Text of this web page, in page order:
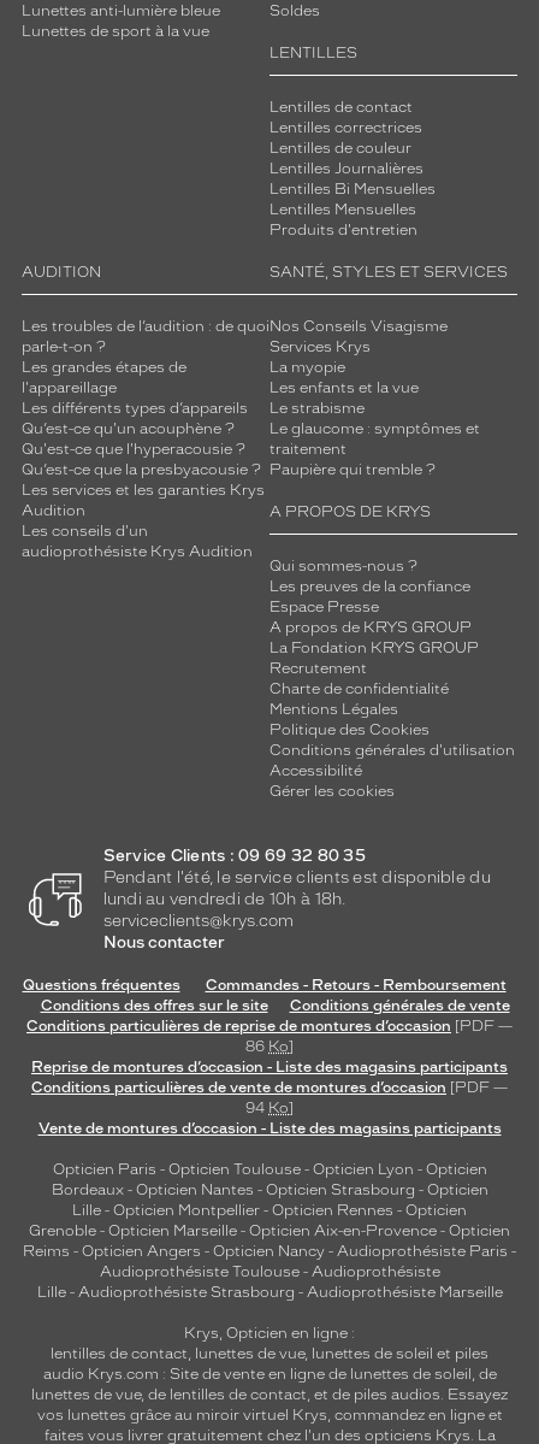
Lunettes anti-lumière bleue
Lunettes de sport à la vue
Soldes
LENTILLES
Lentilles de contact
Lentilles correctrices
Lentilles de couleur
Lentilles Journalières
Lentilles Bi Mensuelles
Lentilles Mensuelles
Produits d'entretien
AUDITION
Les troubles de l’audition : de quoi
parle-t-on ?
Les grandes étapes de
l'appareillage
Les différents types d’appareils
Qu’est-ce qu'un acouphène ?
Qu'est-ce que l'hyperacousie ?
Qu’est-ce que la presbyacousie ?
Les services et les garanties Krys
Audition
Les conseils d'un
audioprothésiste Krys Audition
SANTÉ, STYLES ET SERVICES
Nos Conseils Visagisme
Services Krys
La myopie
Les enfants et la vue
Le strabisme
Le glaucome : symptômes et
traitement
Paupière qui tremble ?
A PROPOS DE KRYS
Qui sommes-nous ?
Les preuves de la confiance
Espace Presse
A propos de KRYS GROUP
La Fondation KRYS GROUP
Recrutement
Charte de confidentialité
Mentions Légales
Politique des Cookies
Conditions générales d'utilisation
Accessibilité
Gérer les cookies
Service Clients : 09 69 32 80 35
Pendant l'été, le service clients est disponible du
lundi au vendredi de 10h à 18h.
serviceclients@krys.com
Nous contacter
Questions fréquentes
Commandes - Retours - Remboursement
Conditions des offres sur le site
Conditions générales de vente
Conditions particulières de reprise de montures d’occasion [PDF —
86 Ko]
Reprise de montures d’occasion - Liste des magasins participants
Conditions particulières de vente de montures d’occasion [PDF —
94 Ko]
Vente de montures d’occasion - Liste des magasins participants
Opticien Paris - Opticien Toulouse- Opticien Lyon - Opticien
Bordeaux- Opticien Nantes - Opticien Strasbourg - Opticien
Lille - Opticien Montpellier - Opticien Rennes - Opticien
Grenoble - Opticien Marseille - Opticien Aix-en-Provence - Opticien
Reims - Opticien Angers - Opticien Nancy - Audioprothésiste Paris -
Audioprothésiste Toulouse- Audioprothésiste
Lille- Audioprothésiste Strasbourg - Audioprothésiste Marseille
Krys, Opticien en ligne :
lentilles de contact, lunettes de vue, lunettes de soleil et piles
audio Krys.com : Site de vente en ligne de lunettes de soleil, de
lunettes de vue, de lentilles de contact, et de piles audios. Essayez
vos lunettes grâce au miroir virtuel Krys, commandez en ligne et
faites vous livrer gratuitement chez l'un des opticiens Krys. La